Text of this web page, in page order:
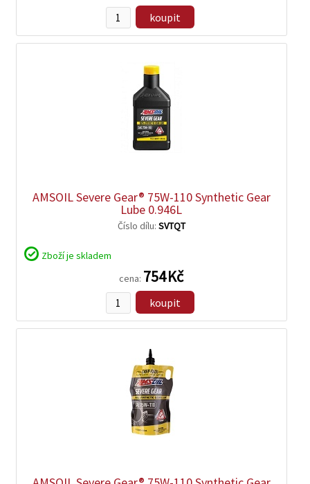
koupit
AMSOIL Severe Gear® 75W-110 Synthetic Gear
Lube 0.946L
cena: 754 Kč
Číslo dílu: SVTQT
koupit
Zboží je skladem
zobrazit
zobrazit